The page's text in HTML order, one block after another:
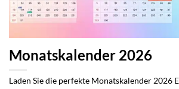
Monatskalender 2026
Laden Sie die perfekte Monatskalender 2026